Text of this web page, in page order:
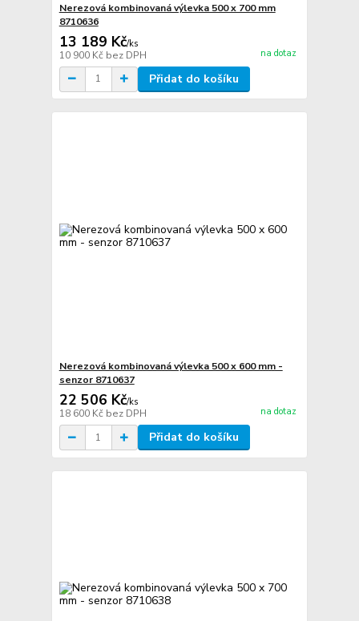
Nerezová kombinovaná výlevka 500 x 700 mm
8710636
13 189 Kč/ks
10 900 Kč bez DPH na dotaz
Přidat do košíku
Nerezová kombinovaná výlevka 500 x 600 mm -
senzor 8710637
22 506 Kč/ks
18 600 Kč bez DPH na dotaz
Přidat do košíku